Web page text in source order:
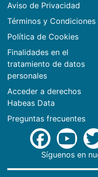
Aviso de Privacidad
Términos y Condiciones
Política de Cookies
Finalidades en el
tratamiento de datos
personales
Acceder a derechos
Habeas Data
Preguntas frecuentes
Síguenos en